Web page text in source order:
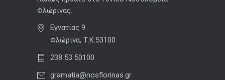
Φλώρινας.
Εγνατίας 9
Φλώρινα, Τ.Κ.53100
238 53 50100
gramatia@nosflorinas.gr